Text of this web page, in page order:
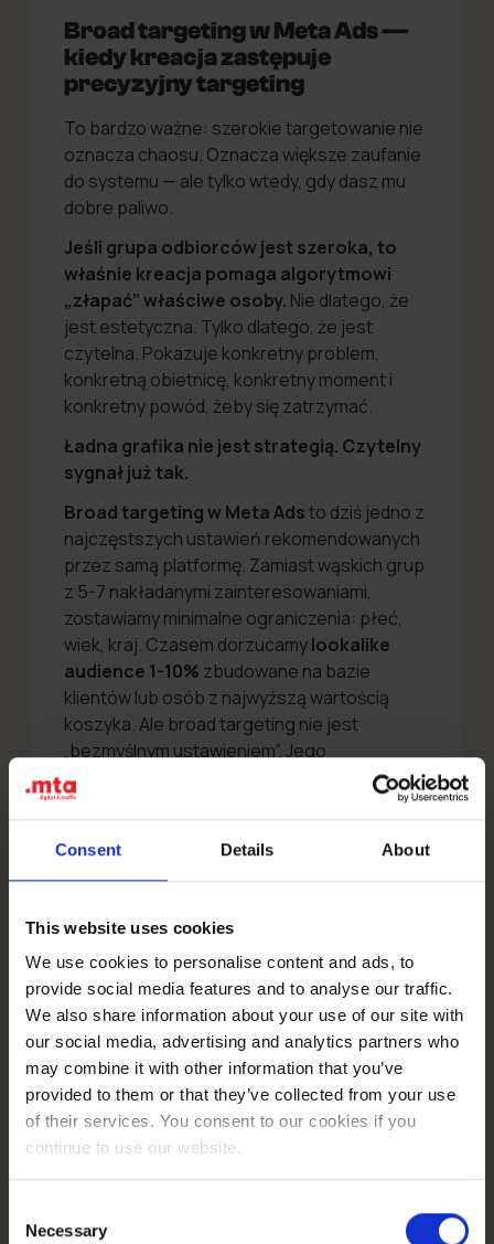
Consent Details About
This website uses cookies
We use cookies to personalise content and ads, to
provide social media features and to analyse our traffic.
We also share information about your use of our site with
our social media, advertising and analytics partners who
may combine it with other information that you’ve
provided to them or that they’ve collected from your use
of their services. You consent to our cookies if you
continue to use our website.
Selection
Necessary
Broad targeting w Meta Ads —
kiedy kreacja zastępuje
precyzyjny targeting
To bardzo ważne: szerokie targetowanie nie
oznacza chaosu. Oznacza większe zaufanie
do systemu — ale tylko wtedy, gdy dasz mu
dobre paliwo.
Jeśli grupa odbiorców jest szeroka, to
właśnie kreacja pomaga algorytmowi
„złapać” właściwe osoby. Nie dlatego, że
jest estetyczna. Tylko dlatego, że jest
czytelna. Pokazuje konkretny problem,
konkretną obietnicę, konkretny moment i
konkretny powód, żeby się zatrzymać.
Ładna grafika nie jest strategią. Czytelny
sygnał już tak.
Broad targetingw Meta Adsto dziś jedno z
najczęstszych ustawień rekomendowanych
przez samą platformę. Zamiast wąskich grup
z 5-7 nakładanymi zainteresowaniami,
zostawiamy minimalne ograniczenia: płeć,
wiek, kraj. Czasem dorzucamylookalike
audience 1-10% zbudowane na bazie
klientów lub osób z najwyższą wartością
koszyka. Ale broad targeting nie jest
„bezmyślnym ustawieniem”. Jego
skuteczność zależy od jednej rzeczy —
signal density
algorytmowi: problem, kontekst, ton, etap
decyzji. Bez tych sygnałów broad targeting
„ładnie” to za mało. Reklama musi nie tylko
dobrze wyglądać, ale przede wszystkim coś
jasno komunikować. Nazwać problem. Zbić
obiekcję. Pokazać efekt. Uwiarygodnić
obietnicę. Zbudować napięcie. Albo pomóc
podjąć decyzję.
komunikatu.